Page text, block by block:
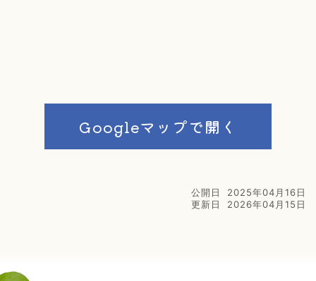
Googleマップで開く
公開日
2025年04月16日
更新日
2026年04月15日